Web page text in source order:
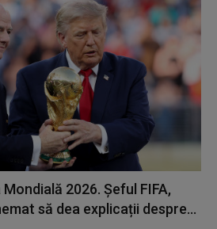
2026. Șeful FIFA,
să dea explicații despre...